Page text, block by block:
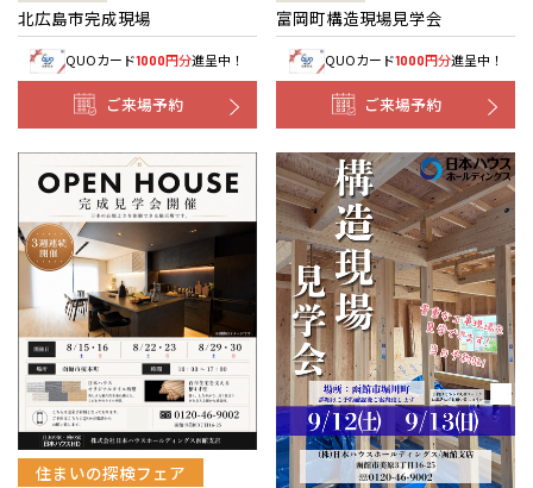
会社概要
事業部紹介
IR情報
木材調達指針
グループ会社紹介
CMギャラリー
採用情報
北広島市完成現場
QUOカード1000円分進呈中！
ご来場予約
富岡町構造現場見学会
QUOカード1000円分進呈中！
ご来場予約
住まいの探検フェア